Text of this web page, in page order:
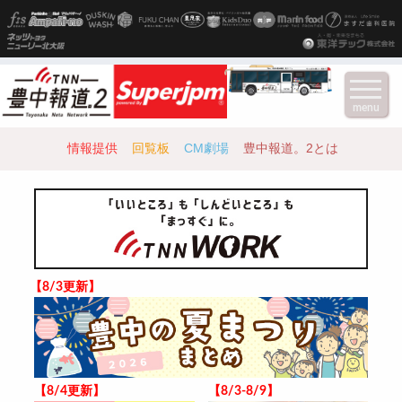
情報提供 回覧板 CM劇場 豊中報道。2とは
【8/3更新】
【8/4更新】 【8/3-8/9】
menu